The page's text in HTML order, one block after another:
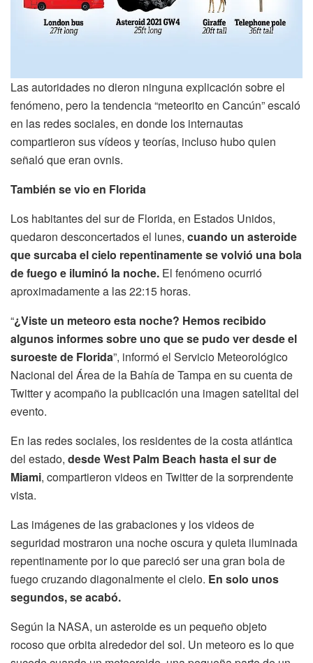
Las autoridades no dieron ninguna explicación sobre el
fenómeno, pero la tendencia “meteorito en Cancún” escaló
en las redes sociales, en donde los internautas
compartieron sus vídeos y teorías, incluso hubo quien
señaló que eran ovnis.
También se vio en Florida
Los habitantes del sur de Florida, en Estados Unidos,
quedaron desconcertados el lunes, cuando un asteroide
que surcaba el cielo repentinamente se volvió una bola
de fuego e iluminó la noche. El fenómeno ocurrió
aproximadamente a las 22:15 horas.
“¿Viste un meteoro esta noche? Hemos recibido
algunos informes sobre uno que se pudo ver desde el
suroeste de Florida”, informó el Servicio Meteorológico
Nacional del Área de la Bahía de Tampa en su cuenta de
Twitter y acompaño la publicación una imagen satelital del
evento.
En las redes sociales, los residentes de la costa atlántica
del estado, desde West Palm Beach hasta el sur de
Miami, compartieron videos en Twitter de la sorprendente
vista.
Las imágenes de las grabaciones y los videos de
seguridad mostraron una noche oscura y quieta iluminada
repentinamente por lo que pareció ser una gran bola de
fuego cruzando diagonalmente el cielo. En solo unos
segundos, se acabó.
Según la NASA, un asteroide es un pequeño objeto
rocoso que orbita alrededor del sol. Un meteoro es lo que